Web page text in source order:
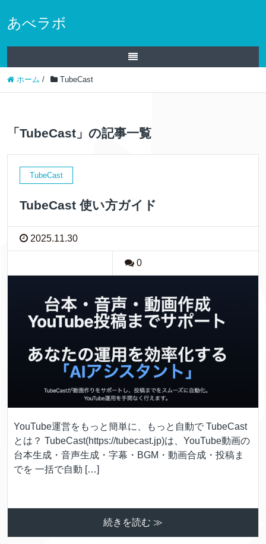
あべラボ
ホーム / TubeCast
「TubeCast」の記事一覧
TubeCast
TubeCast 使い方ガイド
2025.11.30
0
YouTube運営をもっと簡単に、もっと自動で TubeCast
とは？ TubeCast(https://tubecast.jp)は、YouTube動画の
台本生成・音声生成・字幕・BGM・動画合成・投稿ま
でを 一括で自動 […]
続きを読む ≫